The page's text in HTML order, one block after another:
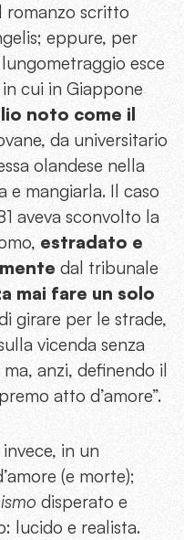
romanzo scritto
eppure, per
esce
cui in Giappone
noto come il
da universitario
olandese nella
e mangiarla. Il caso
aveva sconvolto la
estradato e
dal tribunale
mai fare un solo
girare per le strade,
vicenda senza
anzi, definendo il
atto d’amore”.
in un
(e morte);
disperato e
lucido e realista.